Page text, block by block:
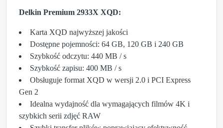
Delkin Premium 2933X XQD:
Karta XQD najwyższej jakości
Dostępne pojemności: 64 GB, 120 GB i 240 GB
Szybkość odczytu: 440 MB / s
Szybkość zapisu: 400 MB / s
Obsługuje format XQD w wersji 2.0 i PCI Express
Gen 2
Idealna wydajność dla wymagających filmów 4K i
szybkich serii zdjęć RAW